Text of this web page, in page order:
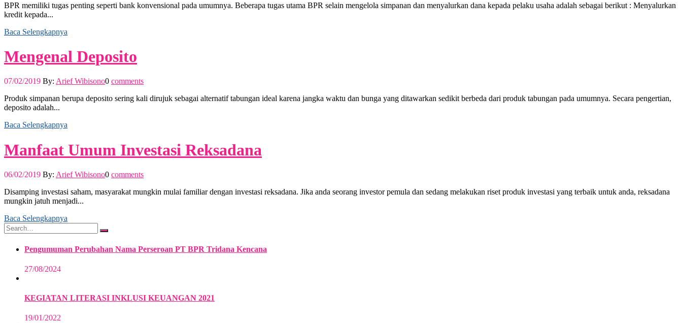
BPR memiliki tugas penting seperti bank konvensional pada umumnya. Beberapa tugas utama BPR selain mengelola simpanan dan menyalurkan dana kepada pelaku usaha adalah sebagai berikut : Menyalurkan
kredit kepada...
Baca Selengkapnya
Mengenal Deposito
07/02/2019 By: Arief Wibisono0 comments
Produk simpanan berupa deposito sering kali dirujuk sebagai alternatif tabungan ideal karena jangka waktu dan bunga yang ditawarkan sedikit berbeda dari produk tabungan pada umumnya. Secara pengertian,
deposito adalah...
Baca Selengkapnya
Manfaat Umum Investasi Reksadana
06/02/2019 By: Arief Wibisono0 comments
Disamping investasi saham, masyarakat mungkin mulai familiar dengan investasi reksadana. Jika anda seorang investor pemula dan sedang melakukan riset produk investasi yang terbaik untuk anda, reksadana
mungkin jatuh menjadi...
Baca Selengkapnya
Pengumuman Perubahan Nama Perseroan PT BPR Tridana Kencana
27/08/2024
KEGIATAN LITERASI INKLUSI KEUANGAN 2021
19/01/2022